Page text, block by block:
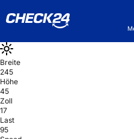
Breite
245
Höhe
45
Zoll
17
Last
95